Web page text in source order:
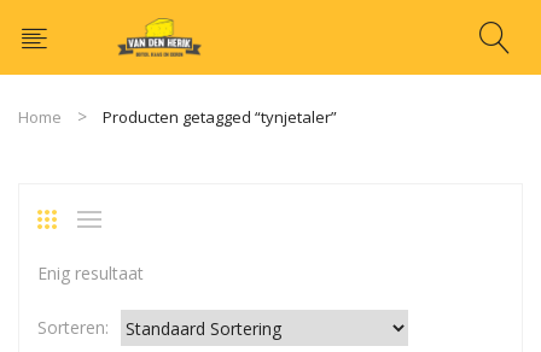
Home Producten getagged “tynjetaler”
Enig resultaat
Sorteren: